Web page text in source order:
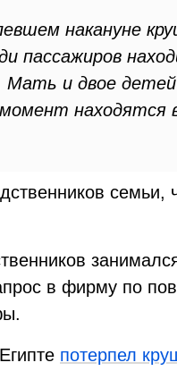
накануне
пассажиров
Мать и двое
находятся
семьи,
в фирму по
потерпел